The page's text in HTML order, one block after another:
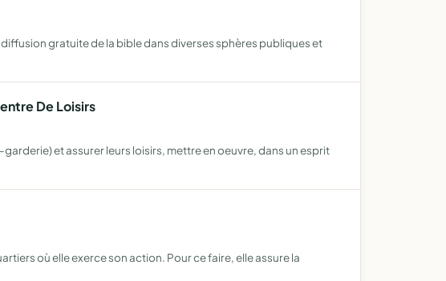
gratuite de la bible dans diverses sphères publiques et
De Loisirs
et assurer leurs loisirs, mettre en oeuvre, dans un esprit
où elle exerce son action. Pour ce faire, elle assure la